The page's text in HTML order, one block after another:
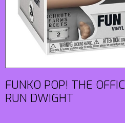
FUNKO POP! THE
RUN DWIGHT